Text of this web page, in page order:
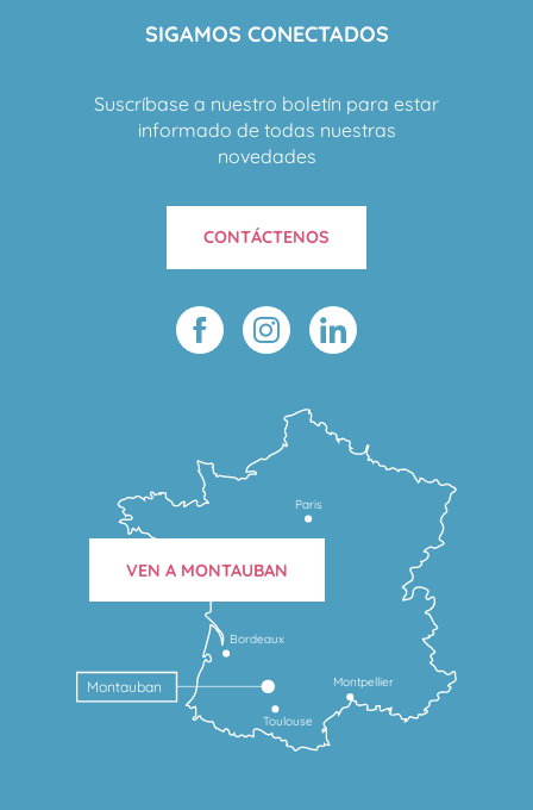
SIGAMOS CONECTADOS
Suscríbase a nuestro boletín para estar
informado de todas nuestras
novedades
CONTÁCTENOS
Toulouse
Montpellier
Bordeaux
Montauban
Paris
VEN A MONTAUBAN